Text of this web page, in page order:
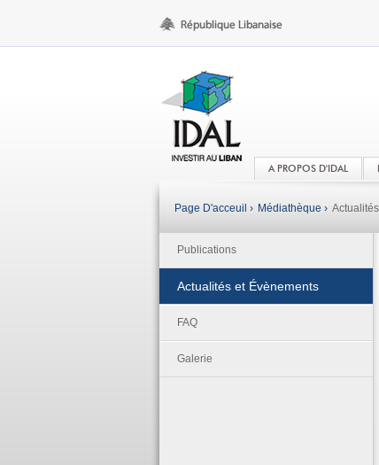
A PROPOS D'IDAL
Page D'acceuil › Médiathèque ›
Publications
Actualités et Évènements
FAQ
Galerie